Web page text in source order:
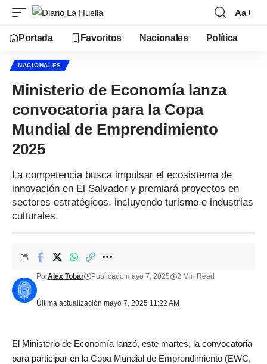
Aa
Portada Favoritos Nacionales Política
NACIONALES
Ministerio de Economía lanza
convocatoria para la Copa
Mundial de Emprendimiento
2025
La competencia busca impulsar el ecosistema de
innovación en El Salvador y premiará proyectos en
sectores estratégicos, incluyendo turismo e industrias
culturales.
Última actualización mayo 7, 2025 11:22 AM
PorAlex Tobar Publicado mayo 7, 2025 2 Min Read
El Ministerio de Economía lanzó, este martes, la convocatoria
para participar en la Copa Mundial de Emprendimiento (EWC,